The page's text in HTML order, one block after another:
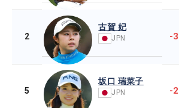
2
古賀 妃
JPN -3
5
坂口 瑞菜子
JPN -2